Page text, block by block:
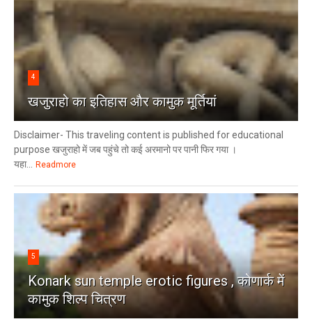
4
खजुराहो का इतिहास और कामुक मूर्तियां
Disclaimer- This traveling content is published for educational
purpose खजुराहो में जब पहुंचे तो कई अरमानो पर पानी फिर गया ।
यहा...
Readmore
5
Konark sun temple erotic figures , कोणार्क में
कामुक शिल्प चित्रण